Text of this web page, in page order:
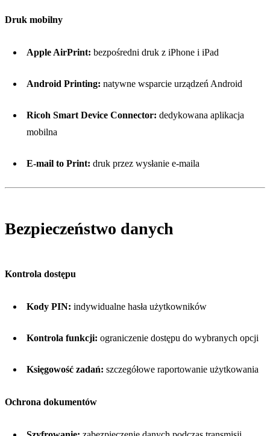
Druk mobilny
Apple AirPrint: bezpośredni druk z iPhone i iPad
Android Printing: natywne wsparcie urządzeń Android
Ricoh Smart Device Connector: dedykowana aplikacja
mobilna
E-mail to Print: druk przez wysłanie e-maila
Bezpieczeństwo danych
Kontrola dostępu
Kody PIN: indywidualne hasła użytkowników
Kontrola funkcji: ograniczenie dostępu do wybranych opcji
Księgowość zadań: szczegółowe raportowanie użytkowania
Ochrona dokumentów